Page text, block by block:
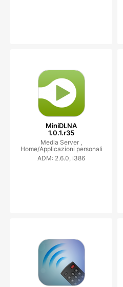
MiniDLNA
1.0.1.r35
Media Server ,
Home/Applicazioni personali
ADM: 2.6.0, i386